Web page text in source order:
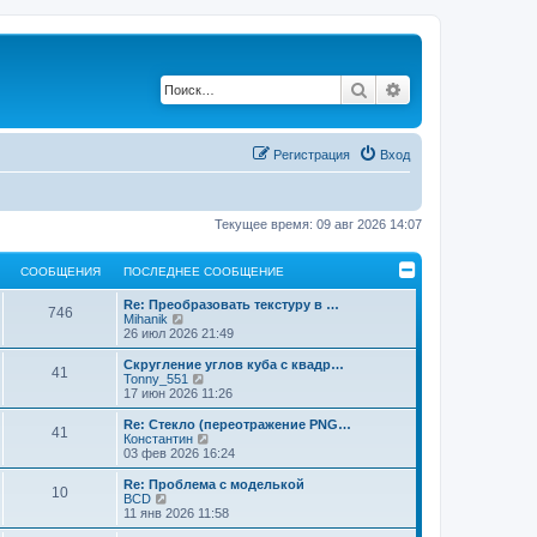
Поиск
Вход
Регистрация
Текущее время: 09 авг 2026 14:07
СООБЩЕНИЯ ПОСЛЕДНЕЕ СООБЩЕНИЕ
746
Re: Преобразовать текстуру в …
Mihanik
е
р
е
й
т
п
о
с
е
н
е
26 июл 2026 21:49
41
Скругление углов куба с квадр…
Tonny_551
е
р
е
й
т
п
о
с
17 июн 2026 11:26
41
Re: Стекло (переотражение PNG…
Константин
е
р
е
т
03 фев 2026 16:24
10
Re: Проблема с моделькой
BCD
е
р
11 янв 2026 11:58